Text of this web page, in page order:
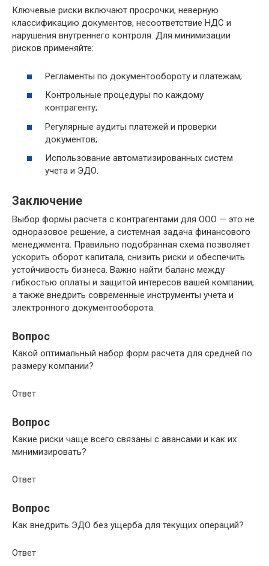
Ключевые риски включают просрочки, неверную
классификацию документов, несоответствие НДС и
нарушения внутреннего контроля. Для минимизации
рисков применяйте:
Регламенты по документообороту и платежам;
Контрольные процедуры по каждому
контрагенту;
Регулярные аудиты платежей и проверки
документов;
Использование автоматизированных систем
учета и ЭДО.
Заключение
Выбор формы расчета с контрагентами для ООО — это не
одноразовое решение, а системная задача финансового
менеджмента. Правильно подобранная схема позволяет
ускорить оборот капитала, снизить риски и обеспечить
устойчивость бизнеса. Важно найти баланс между
гибкостью оплаты и защитой интересов вашей компании,
а также внедрить современные инструменты учета и
электронного документооборота.
Вопрос
Какой оптимальный набор форм расчета для средней по
размеру компании?
Ответ
Вопрос
Какие риски чаще всего связаны с авансами и как их
минимизировать?
Ответ
Вопрос
Как внедрить ЭДО без ущерба для текущих операций?
Ответ